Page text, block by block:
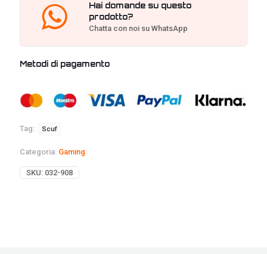
Hai domande su questo
prodotto?
Chatta con noi su WhatsApp
Metodi di pagamento
Tag: Scuf
Categoria: Gaming
SKU: 032-908